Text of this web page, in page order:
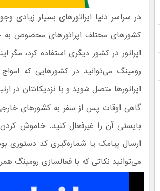
در سراسر دنیا اپراتورهای بسیار زیادی
کشورهای مختلف اپراتورهای مخصوص به
اپراتور در کشور دیگری استفاده کرد، مگر
رومینگ می‌توانید در کشورهایی که
اپراتورها متصل شوید و با نزدیکانتان در
گاهی اوقات پس از سفر به کشورهای
بایستی آن را غیرفعال کنید. خاموش
ارسال پیامک یا شماره‌گیری کد دستوری
می‌توانید نکاتی که با فعالسازی رومینگ